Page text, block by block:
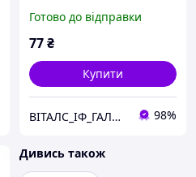
Готово до відправки
77₴
Купити
ВІТАЛС_ІФ_ГАЛИЦЬКА 98%
Дивись також